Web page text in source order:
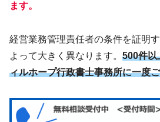
ます。
経営業務管理責任者の条件を証明
よって大きく異なります。 500件以
ィルホープ行政書士事務所に一度